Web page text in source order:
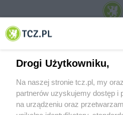
© 2001-2026 Tczew - TCZ.PL Sp. z o.o.
Drogi Użytkowniku,
Na naszej stronie tcz.pl, my
partnerów uzyskujemy dostęp i
na urządzeniu oraz